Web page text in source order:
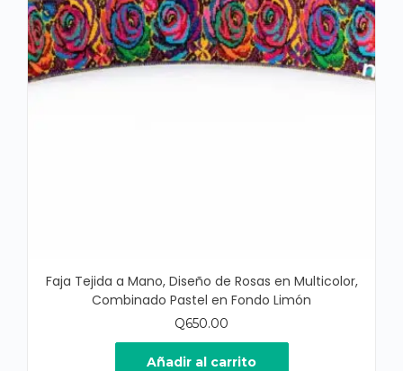
Faja Tejida a Mano, Diseño de Rosas en Multicolor,
Combinado Pastel en Fondo Limón
Q650.00
Añadir al carrito